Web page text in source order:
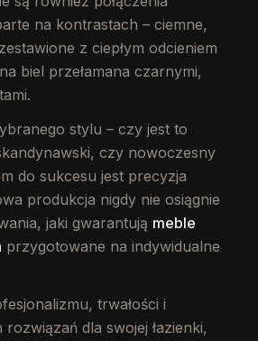
na kontrastach – ciemne,
z ciepłym odcieniem
biel przełamana czarnymi,
stylu – czy jest to
czy nowoczesny
do sukcesu jest precyzja
produkcja nigdy nie osiągnie
jaki gwarantują meble
przygotowane na indywidualne
trwałości i
dla swojej łazienki,